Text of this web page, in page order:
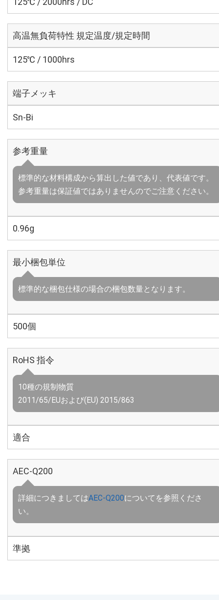
高温無負荷特性 規定温度/規定時間
125℃ / 1000hrs
端子メッキ
Sn-Bi
参考重量
標準的な材料構成から算出した値であり、代表値です。
参考重量は保証値ではありませんのでご注意ください。
0.96g
最小梱包単位
標準的な梱包仕様の場合の梱包数量となります。
500個
RoHS 指令
10種の規制物質
2011/65/EUおよび(EU) 2015/863
適合
AEC-Q200
詳細につきましてはAEC-Q200についてを参照くださ
い。
準拠